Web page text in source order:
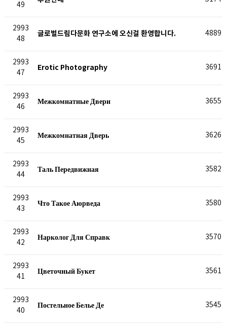
49
2993
48
글로벌드림다문화 연구소에 오신걸 환영합니다. 4889
2993
47
Erotic Photography 3691
2993
46
Межкомнатные Двери 3655
2993
45
Межкомнатная Дверь 3626
2993
44
Таль Передвижная 3582
2993
43
Что Такое Аюрведа 3580
2993
42
Нарколог Для Справк 3570
2993
41
Цветочный Букет 3561
2993
40
Постельное Белье Де 3545